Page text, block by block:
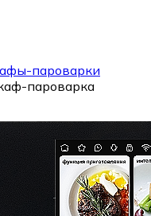
пароварки
пароварка